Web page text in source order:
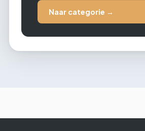
Naar categorie →